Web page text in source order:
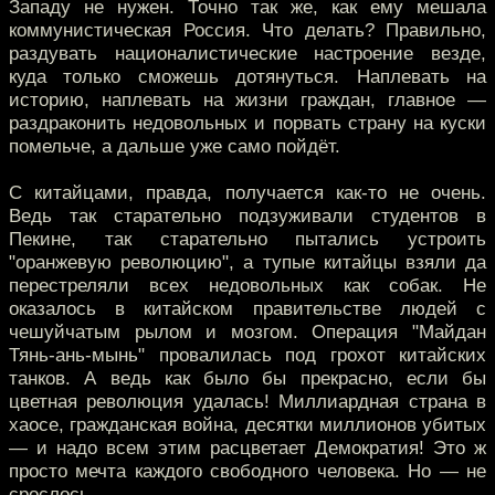
Западу не нужен. Точно так же, как ему мешала
коммунистическая Россия. Что делать? Правильно,
раздувать националистические настроение везде,
куда только сможешь дотянуться. Наплевать на
историю, наплевать на жизни граждан, главное —
раздраконить недовольных и порвать страну на куски
помельче, а дальше уже само пойдёт.
С китайцами, правда, получается как-то не очень.
Ведь так старательно подзуживали студентов в
Пекине, так старательно пытались устроить
"оранжевую революцию", а тупые китайцы взяли да
перестреляли всех недовольных как собак. Не
оказалось в китайском правительстве людей с
чешуйчатым рылом и мозгом. Операция "Майдан
Тянь-ань-мынь" провалилась под грохот китайских
танков. А ведь как было бы прекрасно, если бы
цветная революция удалась! Миллиардная страна в
хаосе, гражданская война, десятки миллионов убитых
— и надо всем этим расцветает Демократия! Это ж
просто мечта каждого свободного человека. Но — не